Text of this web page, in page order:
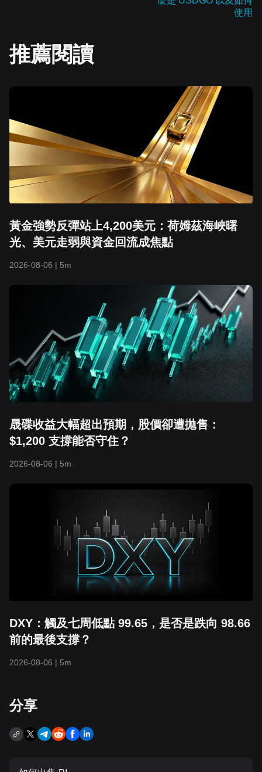
使用
推薦閱讀
黃金強勢反彈站上4,200美元：荷姆茲海峽曙
光、美元走弱與資金回流成焦點
2026-08-06 | 5m
晟碟收益大幅超出預期，股價卻遭拋售：
$1,200 支撐能否守住？
2026-08-06 | 5m
DXY：觸及七周低點 99.65，是否是跌向 98.66
前的最後支撐？
2026-08-06 | 5m
分享